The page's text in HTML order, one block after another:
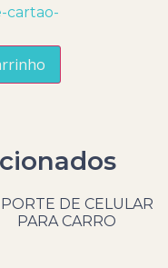
cartao-
DE CELULAR
PARA CARRO